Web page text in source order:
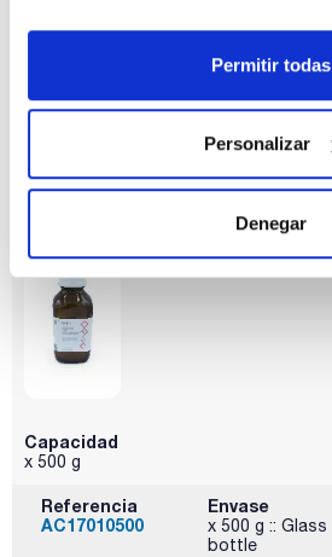
Permitir todas
Personalizar
Denegar
Capacidad
Referencia
AC17010100
Envase
bottle
Disponibilidad
Ver stock
Capacidad
x 500 g
Referencia
AC17010500
Envase
x 500 g :: Glass
bottle